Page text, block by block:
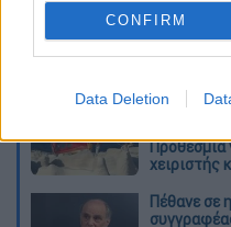
CONFIRM
Data Deletion
«Είχαν
Προθεσμία
χειριστής
Πέθανε σε